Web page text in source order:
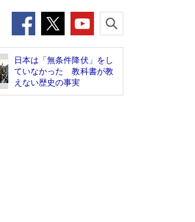
日本は「無条件降伏」をし
ていなかった 教科書が教
えない歴史の事実